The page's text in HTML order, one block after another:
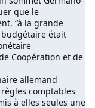
que le
“à la grande
budgétaire était
Coopération et de
allemand
comptables
à elles seules une